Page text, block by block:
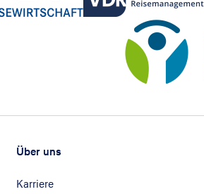
Über uns
Karriere